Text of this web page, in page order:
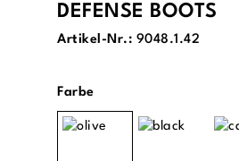
DEFENSE BOOTS
Artikel-Nr.: 9048.1.42
Farbeauswählen